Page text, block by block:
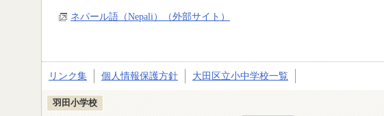
ネパール語（Nepali）（外部サイト）
リンク集 個人情報保護方針 大田区立小中学校一覧
羽田小学校